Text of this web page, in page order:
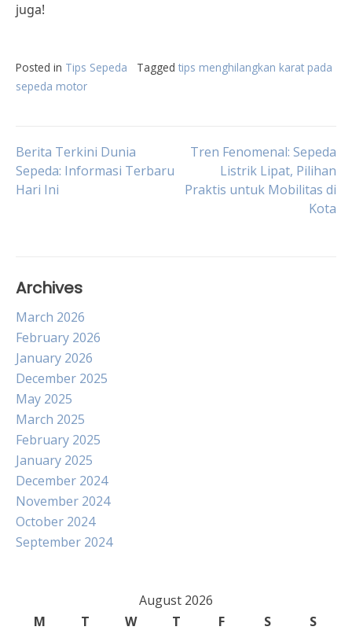
juga!
Posted in Tips Sepeda Tagged tips menghilangkan karat pada
sepeda motor
Post
navigation
Berita Terkini Dunia
Sepeda: Informasi Terbaru
Hari Ini
Tren Fenomenal: Sepeda
Listrik Lipat, Pilihan
Praktis untuk Mobilitas di
Kota
Archives
March 2026
February 2026
January 2026
December 2025
May 2025
March 2025
February 2025
January 2025
December 2024
November 2024
October 2024
September 2024
August 2026
M
T W T F S S